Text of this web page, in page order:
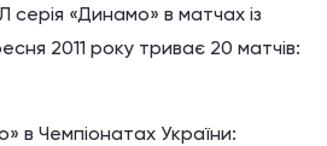
«Динамо» в матчах із
2011 року триває 20 матчів:
в Чемпіонатах України: